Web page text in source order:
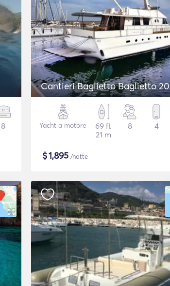
8
Cantieri Baglietto Baglietto 20
Yacht a motore
69 ft
21 m
8 4
$1,895 /notte